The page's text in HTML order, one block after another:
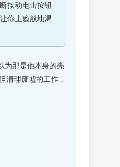
按动电击按钮
你上瘾般地渴
为那是他本身的亮
清理废墟的工作，